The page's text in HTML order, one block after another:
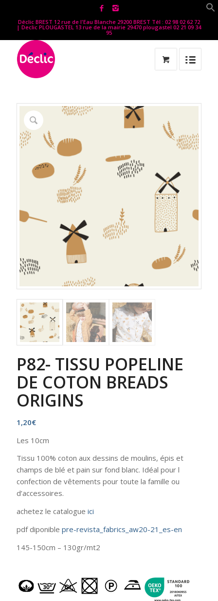
Déclic BREST 12 rue de l'Eau Blanche 29200 BREST Tél : 02 98 02 62 72
| Declic PLOUGASTEL 13 rue de la mairie 29470 plougastel 02 21 09 34
95
P82- TISSU POPELINE
DE COTON BREADS
ORIGINS
1,20€
Les 10cm
Tissu 100% coton aux dessins de moulins, épis et
champs de blé et pain sur fond blanc. Idéal pour l
confection de vêtements pour toute la famille ou
d’accessoires.
achetez le catalogue ici
pdf diponible pre-revista_fabrics_aw20-21_es-en
145-150cm – 130gr/mt2